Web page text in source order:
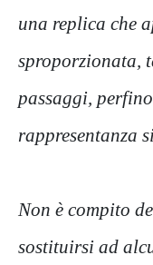
una replica che
sproporzionata,
passaggi,
rappresentanza
Non è compito
sostituirsi ad